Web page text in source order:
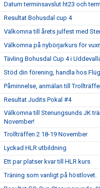
Datum terminsavslut ht23 och
Resultat Bohusdal cup 4
Välkomna till årets julfest med
Välkomna på nybörjarkurs för
Tävling Bohusdal Cup 4 i
Stöd din förening, handla hos
Påminnelse, anmälan till
Resultat Judits Pokal #4
Välkomna till Stenungsunds JK
November!
Trollträffen 2 18-19 November
Lyckad HLR utbildning
Ett par platser kvar till HLR kurs
Träning som vanligt på höstlovet.